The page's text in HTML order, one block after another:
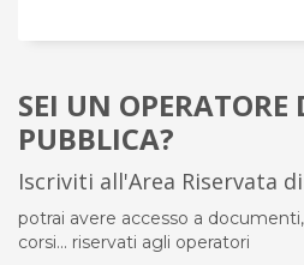
SEI UN
PUBBLICA?
Iscriviti all'Area Riservata
potrai avere accesso a
corsi... riservati agli operatori